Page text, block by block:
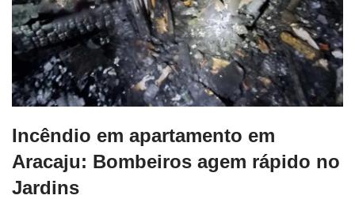
Incêndio em apartamento em
Aracaju: Bombeiros agem rápido no
Jardins